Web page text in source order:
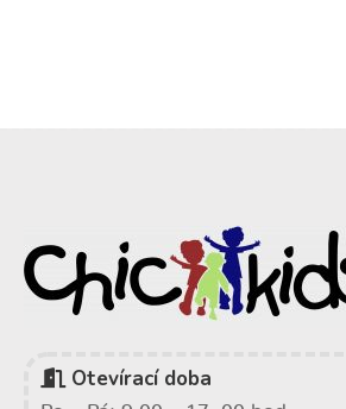
Otevírací doba